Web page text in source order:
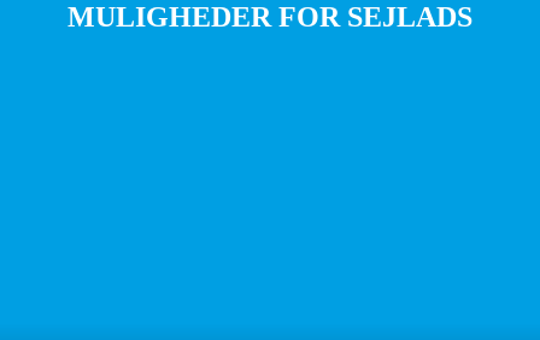
MULIGHEDER FOR SEJLADS